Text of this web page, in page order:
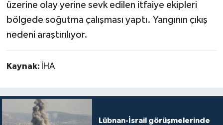
üzerine olay yerine sevk edilen itfaiye ekipleri
bölgede soğutma çalışması yaptı. Yangının çıkış
nedeni araştırılıyor.
Kaynak: İHA
Lübnan-İsrail görüşmelerinde